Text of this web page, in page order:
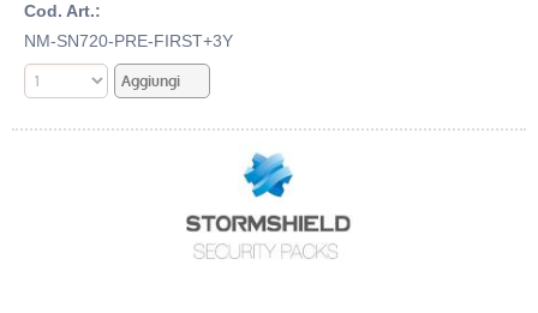
Cod. Art.:
NM-SN720-PRE-FIRST+3Y